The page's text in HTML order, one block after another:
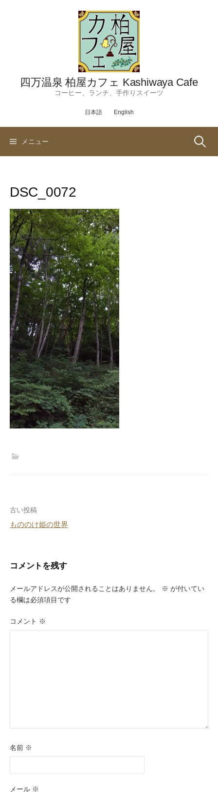
四万温泉 柏屋カフェ Kashiwaya Cafe
コーヒー、ランチ、手作りスイーツ
日本語 English
メニュー 検
DSC_0072
投
稿
ビ
ゲ
ー
シ
古い投稿
もののけ姫の世界
コメントを残す
メールアドレスが公開されることはありません。 ※ が付いてい
る欄は必須項目です
コメント ※
名前 ※
メール ※